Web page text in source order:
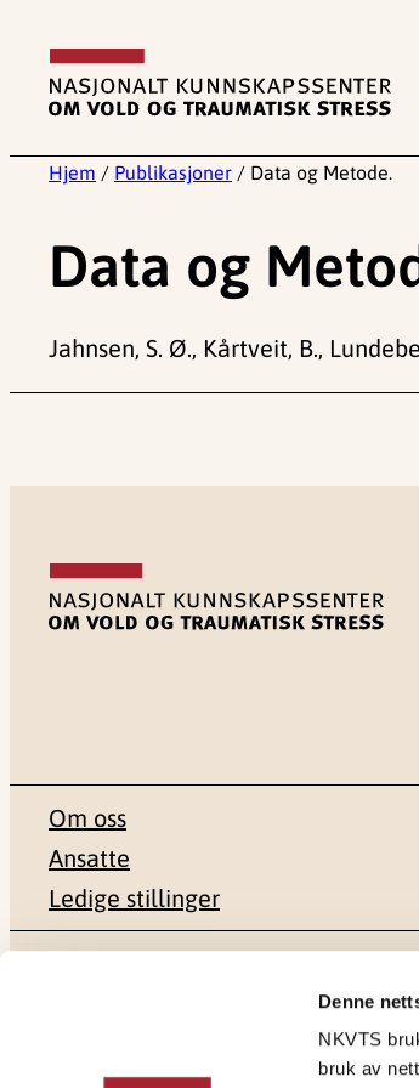
Denne
NKVTS
bruk av
innhold
Hjem / Publikasjoner / Data og Metode.
Data og
Jahnsen, S. Ø., Kårtveit, B.,
Om oss
Ansatte
Ledige stillinger